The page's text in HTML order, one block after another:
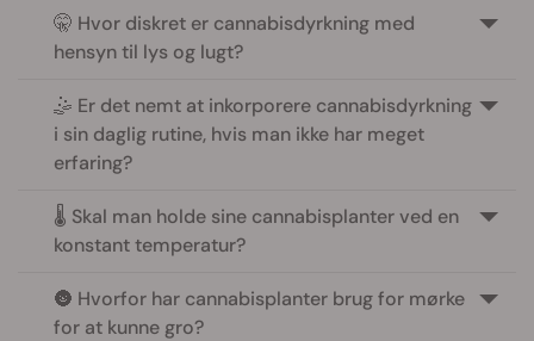
🤫 Hvor diskret er cannabisdyrkning med
hensyn til lys og lugt?
🤹 Er det nemt at inkorporere cannabisdyrkning
i sin daglig rutine, hvis man ikke har meget
erfaring?
🌡️ Skal man holde sine cannabisplanter ved en
konstant temperatur?
🌚 Hvorfor har cannabisplanter brug for mørke
for at kunne gro?